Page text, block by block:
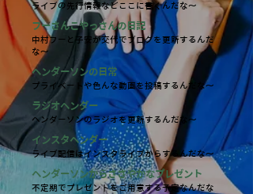
ライブの先行情報などここに書くんだな〜
フーさんこやっさんの日記
中村フーと子安が交代でブログを更新するんだ
な～
ヘンダーソンの日常
プライベートや色んな動画を投稿するんだな～
ラジオヘンダー
ヘンダーソンのラジオを更新するんだな～
インスタヘンダー
ライブ配信はインスタライブからするんだな〜
ヘンダーソンからささやかなプレゼント
不定期でプレゼントをご用意する予定なんだな